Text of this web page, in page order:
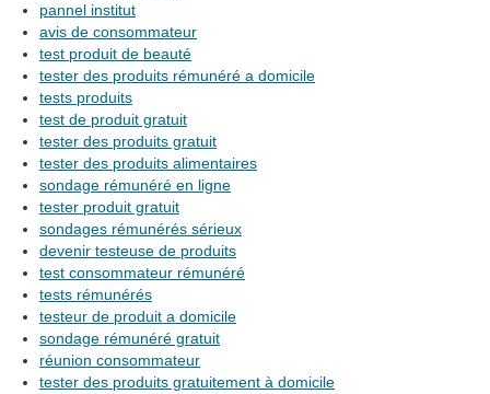
pannel institut
avis de consommateur
test produit de beauté
tester des produits rémunéré a domicile
tests produits
test de produit gratuit
tester des produits gratuit
tester des produits alimentaires
sondage rémunéré en ligne
tester produit gratuit
sondages rémunérés sérieux
devenir testeuse de produits
test consommateur rémunéré
tests rémunérés
testeur de produit a domicile
sondage rémunéré gratuit
réunion consommateur
tester des produits gratuitement à domicile